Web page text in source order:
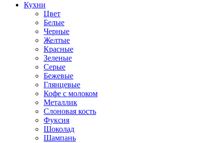
Кухни
Цвет
Белые
Черные
Желтые
Красные
Зеленые
Серые
Бежевые
Глянцевые
Кофе с молоком
Металлик
Слоновая кость
Фуксия
Шоколад
Шампань